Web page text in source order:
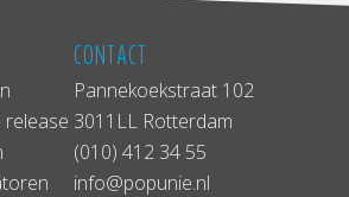
release
CONTACT
Pannekoekstraat 102
3011LL Rotterdam
(010) 412 34 55
info@popunie.nl